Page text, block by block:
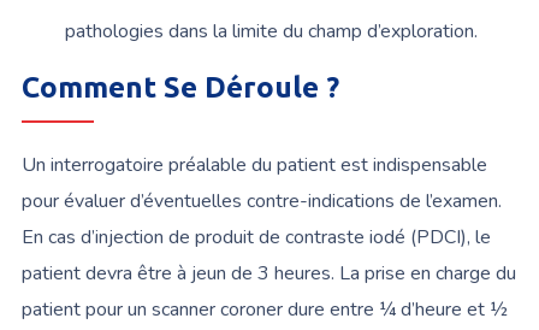
pathologies dans la limite du champ d’exploration.
Comment Se Déroule ?
Un interrogatoire préalable du patient est indispensable
pour évaluer d’éventuelles contre-indications de l’examen.
En cas d’injection de produit de contraste iodé (PDCI), le
patient devra être à jeun de 3 heures. La prise en charge du
patient pour un scanner coroner dure entre ¼ d’heure et ½